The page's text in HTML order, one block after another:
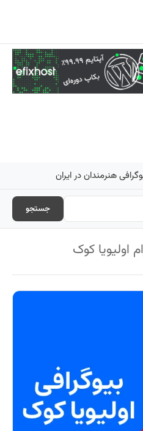
هنرمندان در ایران
جستجو
اولیویا کوک